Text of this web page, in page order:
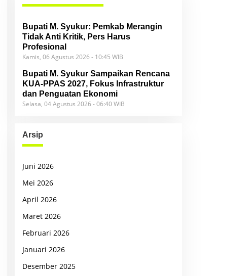
Bupati M. Syukur: Pemkab Merangin
Tidak Anti Kritik, Pers Harus
Profesional
Kamis, 06 Agustus 2026 - 10:45 WIB
Bupati M. Syukur Sampaikan Rencana
KUA-PPAS 2027, Fokus Infrastruktur
dan Penguatan Ekonomi
Selasa, 04 Agustus 2026 - 06:40 WIB
Arsip
Juni 2026
Mei 2026
April 2026
Maret 2026
Februari 2026
Januari 2026
Desember 2025